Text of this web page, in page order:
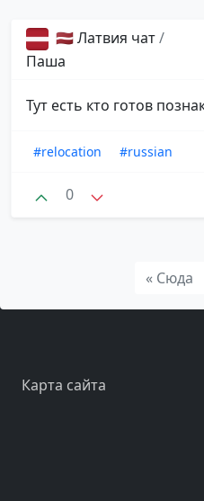
🇱🇻 Латвия чат/
Паша
Тут есть кто готов
#relocation #russian
0
« Сюда
Карта сайта